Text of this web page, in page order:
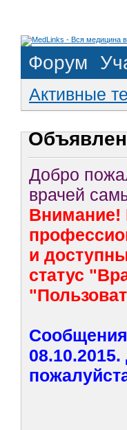
Форум
Активные
Добро
врачей
Внимание!
и
статус